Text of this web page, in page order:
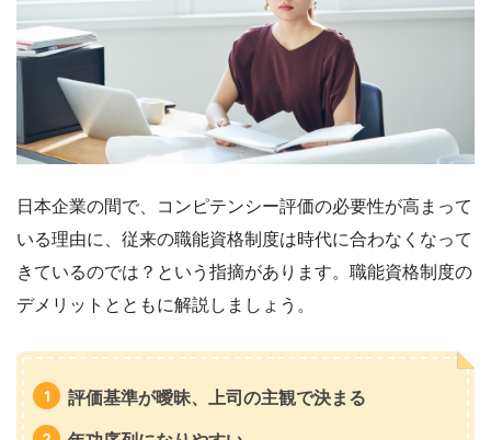
日本企業の間で、コンピテンシー評価の必要性が高まって
いる理由に、従来の職能資格制度は時代に合わなくなって
きているのでは？という指摘があります。職能資格制度の
デメリットとともに解説しましょう。
評価基準が曖昧、上司の主観で決まる